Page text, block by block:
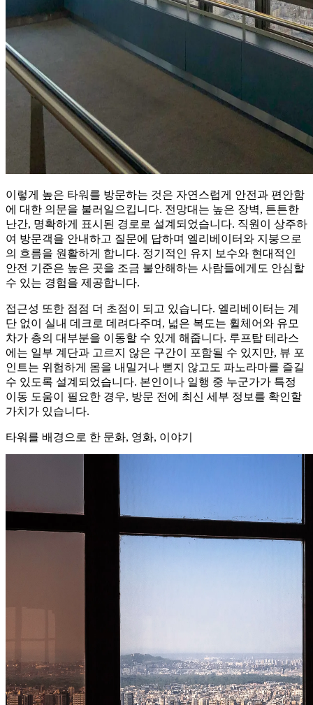
이렇게 높은 타워를 방문하는 것은 자연스럽게 안전과 편안함
에 대한 의문을 불러일으킵니다. 전망대는 높은 장벽, 튼튼한
난간, 명확하게 표시된 경로로 설계되었습니다. 직원이 상주하
여 방문객을 안내하고 질문에 답하며 엘리베이터와 지붕으로
의 흐름을 원활하게 합니다. 정기적인 유지 보수와 현대적인
안전 기준은 높은 곳을 조금 불안해하는 사람들에게도 안심할
수 있는 경험을 제공합니다.
접근성 또한 점점 더 초점이 되고 있습니다. 엘리베이터는 계
단 없이 실내 데크로 데려다주며, 넓은 복도는 휠체어와 유모
차가 층의 대부분을 이동할 수 있게 해줍니다. 루프탑 테라스
에는 일부 계단과 고르지 않은 구간이 포함될 수 있지만, 뷰 포
인트는 위험하게 몸을 내밀거나 뻗지 않고도 파노라마를 즐길
수 있도록 설계되었습니다. 본인이나 일행 중 누군가가 특정
이동 도움이 필요한 경우, 방문 전에 최신 세부 정보를 확인할
가치가 있습니다.
타워를 배경으로 한 문화, 영화, 이야기